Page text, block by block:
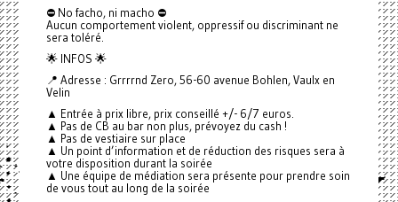
⛔️ No facho, ni macho ⛔️
Aucun comportement violent, oppressif ou discriminant ne
sera toléré.
🌟 INFOS 🌟
📍 Adresse : Grrrrnd Zero, 56-60 avenue Bohlen, Vaulx en
Velin
▲ Entrée à prix libre, prix conseillé +/- 6/7 euros.
▲ Pas de CB au bar non plus, prévoyez du cash !
▲ Pas de vestiaire sur place
▲ Un point d’information et de réduction des risques sera à
votre disposition durant la soirée
▲ Une équipe de médiation sera présente pour prendre soin
de vous tout au long de la soirée